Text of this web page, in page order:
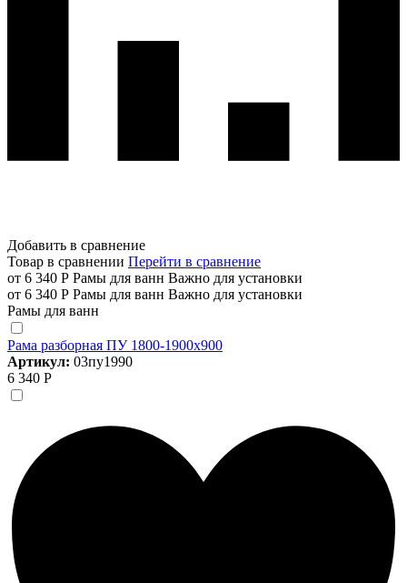
Добавить в сравнение
Товар в сравнении Перейти в сравнение
от 6 340 Р Рамы для ванн Важно для установки
от 6 340 Р Рамы для ванн Важно для установки
Рамы для ванн
Рама разборная ПУ 1800-1900х900
Артикул: 03пу1990
6 340 Р